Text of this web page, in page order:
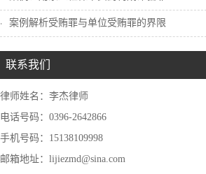
案例解析受贿罪与单位受贿罪的界限
联系我们
律师姓名：李杰律师
电话号码：0396-2642866
手机号码：15138109998
邮箱地址：lijiezmd@sina.com